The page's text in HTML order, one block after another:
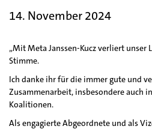
14. November 2024
„Mit Meta Janssen-Kucz verliert unser
Stimme.
Ich danke ihr für die immer gute und
Zusammenarbeit, insbesondere auch
Koalitionen.
Als engagierte Abgeordnete und als